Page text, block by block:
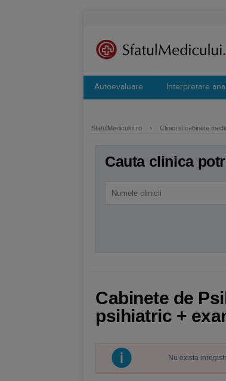
Autoevaluare Interpretare
SfatulMedicului.ro › Clinici si cabinete
Cauta clinica
Cabinete de
psihiatric +
Nu exista